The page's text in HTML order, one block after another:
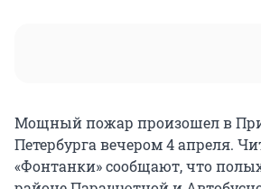
Мощный пожар произошел в
Петербурга вечером4 апреля.
«Фонтанки» сообщают, что